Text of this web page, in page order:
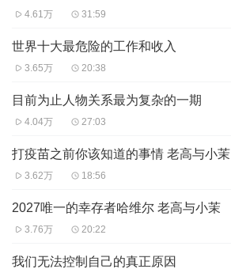
4.61万 31:59
世界十大最危险的工作和收入
3.65万 20:38
目前为止人物关系最为复杂的一期
4.04万 27:03
打疫苗之前你该知道的事情 老高与小茉
3.62万 18:56
2027唯一的幸存者哈维尔 老高与小茉
3.76万 20:22
我们无法控制自己的真正原因